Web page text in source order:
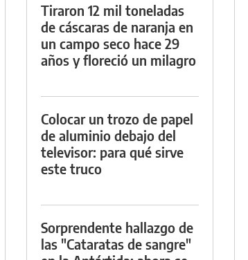
Tiraron 12 mil toneladas
de cáscaras de naranja en
un campo seco hace 29
años y floreció un milagro
Colocar un trozo de papel
de aluminio debajo del
televisor: para qué sirve
este truco
Sorprendente hallazgo de
las "Cataratas de sangre"